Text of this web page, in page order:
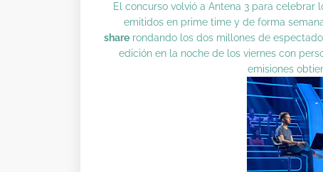
El concurso volvió a Antena 3 para celebrar
emitidos en prime time y de forma
sharerondando los dos millones de
edición en la noche de los viernes con
emisiones